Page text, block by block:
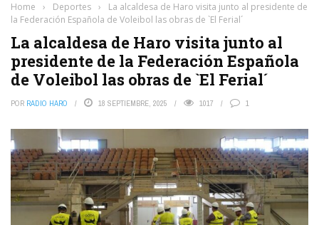
Home › Deportes ›
La alcaldesa de Haro visita junto al presidente de
la Federación Española de Voleibol las obras de `El Ferial´
La alcaldesa de Haro visita junto al
presidente de la Federación Española
de Voleibol las obras de `El Ferial´
POR RADIO HARO 18 SEPTIEMBRE, 2025 1017 1